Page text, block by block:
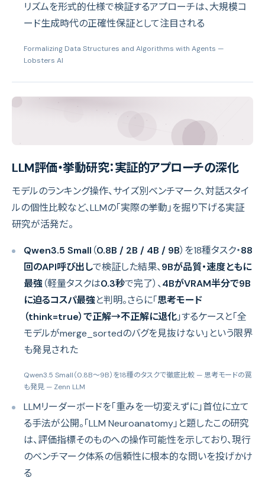
リズムを形式的仕様で検証するアプローチは、大規模コ
ード生成時代の正確性保証として注目される
Formalizing Data Structures and Algorithms with Agents —
Lobsters AI
LLM評価・挙動研究：実証的アプローチの深化
モデルのランキング操作、サイズ別ベンチマーク、対話スタイ
ルの個性比較など、LLMの「実際の挙動」を掘り下げる実証
研究が活発だ。
Qwen3.5 Small （0.8B / 2B / 4B / 9B）を18種タスク・88
回のAPI呼び出しで検証した結果、9Bが品質・速度ともに
最強（軽量タスクは0.3秒で完了）、4BがVRAM半分で9B
に迫るコスパ最強と判明。さらに「思考モード
（think=true）で正解→不正解に退化」するケースと「全
モデルがmerge_sortedのバグを見抜けない」という限界
も発見された
Qwen3.5 Small（0.8B〜9B）を18種のタスクで徹底比較 — 思考モードの罠
も発見 — Zenn LLM
LLMリーダーボードを「重みを一切変えずに」首位に立て
る手法が公開。「LLM Neuroanatomy」と題したこの研究
は、評価指標そのものへの操作可能性を示しており、現行
のベンチマーク体系の信頼性に根本的な問いを投げかけ
る